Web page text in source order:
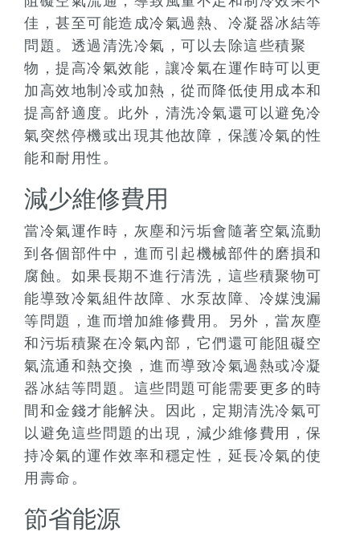
佳，甚至可能造成冷氣過熱、冷凝器冰結等
問題。透過清洗冷氣，可以去除這些積聚
物，提高冷氣效能，讓冷氣在運作時可以更
加高效地制冷或加熱，從而降低使用成本和
提高舒適度。此外，清洗冷氣還可以避免冷
氣突然停機或出現其他故障，保護冷氣的性
能和耐用性。
減少維修費用
當冷氣運作時，灰塵和污垢會隨著空氣流動
到各個部件中，進而引起機械部件的磨損和
腐蝕。如果長期不進行清洗，這些積聚物可
能導致冷氣組件故障、水泵故障、冷媒洩漏
等問題，進而增加維修費用。另外，當灰塵
和污垢積聚在冷氣內部，它們還可能阻礙空
氣流通和熱交換，進而導致冷氣過熱或冷凝
器冰結等問題。這些問題可能需要更多的時
間和金錢才能解決。因此，定期清洗冷氣可
以避免這些問題的出現，減少維修費用，保
持冷氣的運作效率和穩定性，延長冷氣的使
用壽命。
節省能源